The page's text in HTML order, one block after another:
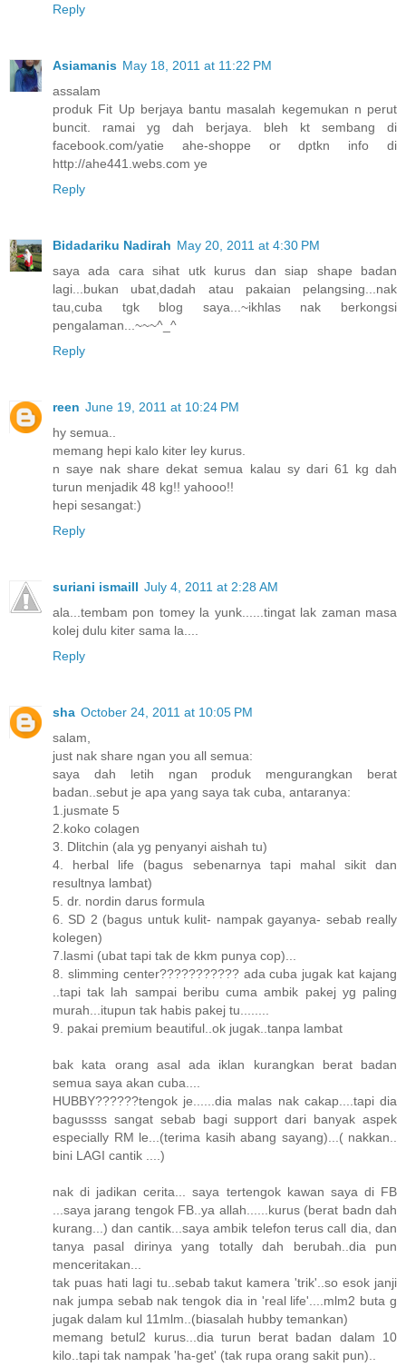
Reply
Asiamanis May 18, 2011 at 11:22 PM
assalam
produk Fit Up berjaya bantu masalah kegemukan n perut
buncit. ramai yg dah berjaya. bleh kt sembang di
facebook.com/yatie ahe-shoppe or dptkn info di
http://ahe441.webs.com ye
Reply
Bidadariku Nadirah May 20, 2011 at 4:30 PM
saya ada cara sihat utk kurus dan siap shape badan
lagi...bukan ubat,dadah atau pakaian pelangsing...nak
tau,cuba tgk blog saya...~ikhlas nak berkongsi
pengalaman...~~~^_^
Reply
reen June 19, 2011 at 10:24 PM
hy semua..
memang hepi kalo kiter ley kurus.
n saye nak share dekat semua kalau sy dari 61 kg dah
turun menjadik 48 kg!! yahooo!!
hepi sesangat:)
Reply
suriani ismaill July 4, 2011 at 2:28 AM
ala...tembam pon tomey la yunk......tingat lak zaman masa
kolej dulu kiter sama la....
Reply
sha October 24, 2011 at 10:05 PM
salam,
just nak share ngan you all semua:
saya dah letih ngan produk mengurangkan berat
badan..sebut je apa yang saya tak cuba, antaranya:
1.jusmate 5
2.koko colagen
3. Dlitchin (ala yg penyanyi aishah tu)
4. herbal life (bagus sebenarnya tapi mahal sikit dan
resultnya lambat)
5. dr. nordin darus formula
6. SD 2 (bagus untuk kulit- nampak gayanya- sebab really
kolegen)
7.lasmi (ubat tapi tak de kkm punya cop)...
8. slimming center??????????? ada cuba jugak kat kajang
..tapi tak lah sampai beribu cuma ambik pakej yg paling
murah...itupun tak habis pakej tu........
9. pakai premium beautiful..ok jugak..tanpa lambat
bak kata orang asal ada iklan kurangkan berat badan
semua saya akan cuba....
HUBBY??????tengok je......dia malas nak cakap....tapi dia
bagussss sangat sebab bagi support dari banyak aspek
especially RM le...(terima kasih abang sayang)...( nakkan..
bini LAGI cantik ....)
nak di jadikan cerita... saya tertengok kawan saya di FB
...saya jarang tengok FB..ya allah......kurus (berat badn dah
kurang...) dan cantik...saya ambik telefon terus call dia, dan
tanya pasal dirinya yang totally dah berubah..dia pun
menceritakan...
tak puas hati lagi tu..sebab takut kamera 'trik'..so esok janji
nak jumpa sebab nak tengok dia in 'real life'....mlm2 buta g
jugak dalam kul 11mlm..(biasalah hubby temankan)
memang betul2 kurus...dia turun berat badan dalam 10
kilo..tapi tak nampak 'ha-get' (tak rupa orang sakit pun)..